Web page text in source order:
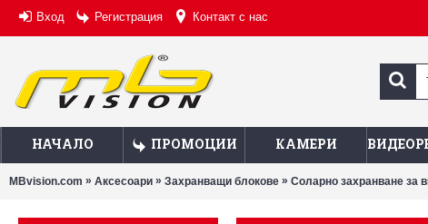
Вход Регистрация Контакт с нас
НАЧАЛО ПРОМОЦИИ КАМЕРИ
MBvision.com » Аксесоари » Захранващи блокове » Соларно захранване за